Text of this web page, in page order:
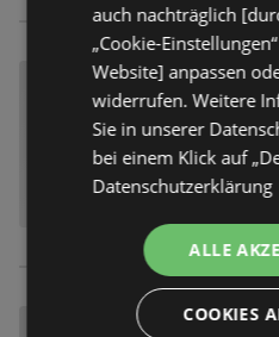
auch nachträglich
„Cookie-
Website] anpassen
widerrufen. Weitere
Sie in unserer
bei einem Klick auf
Datenschutzerklärung
ALLE
COOKIES